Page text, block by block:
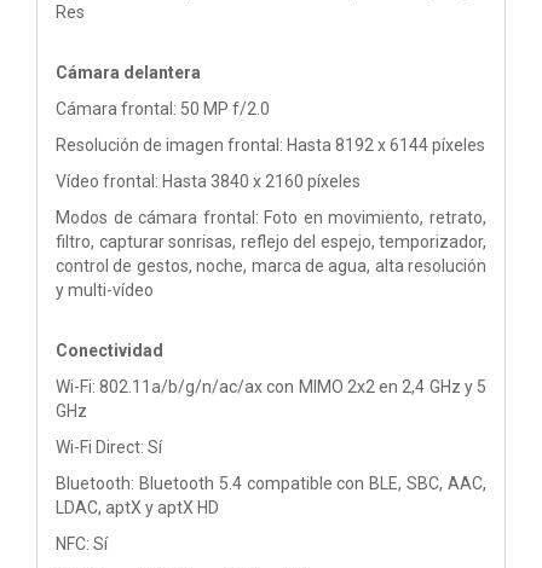
Res
Cámara delantera
Cámara frontal: 50 MP f/2.0
Resolución de imagen frontal: Hasta 8192 x 6144 píxeles
Vídeo frontal: Hasta 3840 x 2160 píxeles
Modos de cámara frontal: Foto en movimiento, retrato,
filtro, capturar sonrisas, reflejo del espejo, temporizador,
control de gestos, noche, marca de agua, alta resolución
y multi-vídeo
Conectividad
Wi-Fi: 802.11a/b/g/n/ac/ax con MIMO 2x2 en 2,4 GHz y 5
GHz
Wi-Fi Direct: Sí
Bluetooth: Bluetooth 5.4 compatible con BLE, SBC, AAC,
LDAC, aptX y aptX HD
NFC: Sí